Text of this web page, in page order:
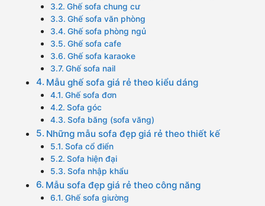
Ghế sofa chung cư
Ghế sofa văn phòng
Ghế sofa phòng ngủ
Ghế sofa cafe
Ghế sofa karaoke
Ghế sofa nail
Mẫu ghế sofa giá rẻ theo kiểu dáng
Ghế sofa đơn
Sofa góc
Sofa băng (sofa văng)
Những mẫu sofa đẹp giá rẻ theo thiết kế
Sofa cổ điển
Sofa hiện đại
Sofa nhập khẩu
Mẫu sofa đẹp giá rẻ theo công năng
Ghế sofa giường